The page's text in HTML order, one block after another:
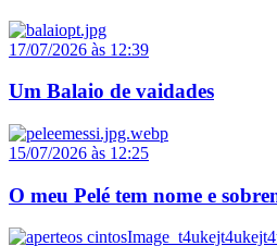
17/07/2026 às 12:39
Um Balaio de vaidades
15/07/2026 às 12:25
O meu Pelé tem nome e